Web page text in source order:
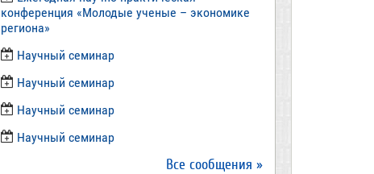
конференция «Молодые ученые – экономике
региона»
​Научный семинар
​Научный семинар
Научный семинар
​Научный семинар
Все сообщения »